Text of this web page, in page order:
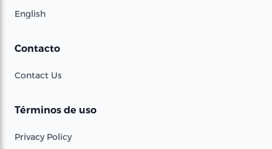
English
Contacto
Contact Us
Términos de uso
Privacy Policy